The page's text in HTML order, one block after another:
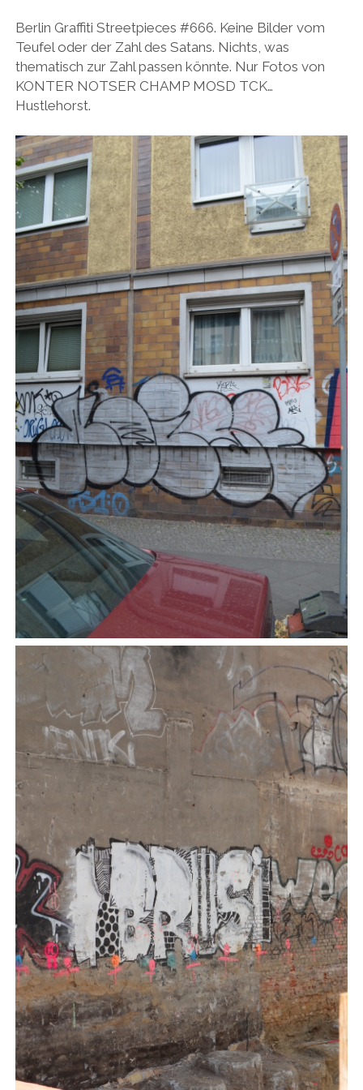
WANDERTAG LEIPZIG
WANDERTAG ROSTOCK
BELGRAD
Berlin Graffiti Streetpieces #666. Keine Bilder vom
Teufel oder der Zahl des Satans. Nichts, was
thematisch zur Zahl passen könnte. Nur Fotos von
KONTER NOTSER CHAMP MOSD TCK…
Hustlehorst.